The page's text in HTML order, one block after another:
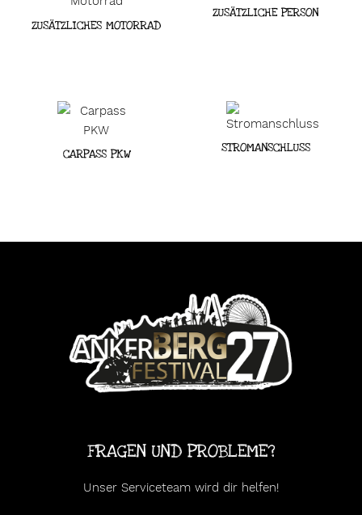
ZUSÄTZLICHES MOTORRAD
ZUSÄTZLICHE PERSON
CARPASS PKW STROMANSCHLUSS
FRAGEN UND PROBLEME?
Unser Serviceteam wird dir helfen!